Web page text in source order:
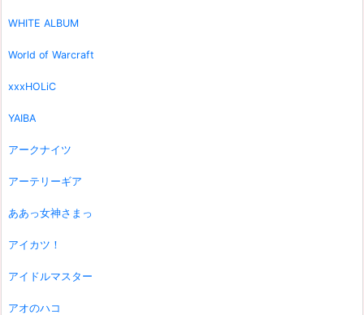
WHITE ALBUM
World of Warcraft
xxxHOLiC
YAIBA
アークナイツ
アーテリーギア
ああっ女神さまっ
アイカツ！
アイドルマスター
アオのハコ